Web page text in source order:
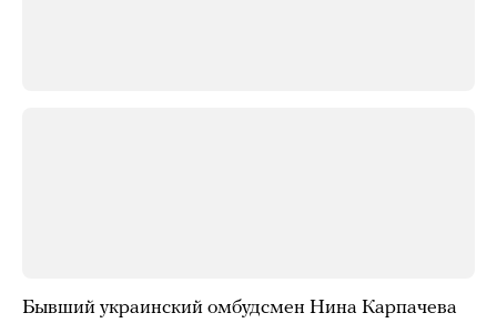
Бывший украинский омбудсмен Нина Карпачева